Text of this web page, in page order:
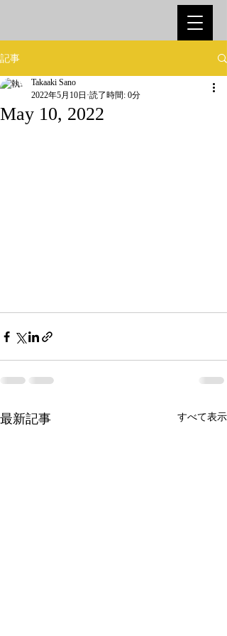
記事
May 10, 2022
Takaaki Sano
2022年5月10日 読了時間: 0分
最新記事 すべて表示